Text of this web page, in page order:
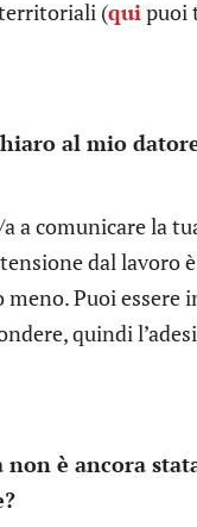
(quipuoi
al mio
a comunicare la
dal
meno. Puoi
quindi
non è ancora